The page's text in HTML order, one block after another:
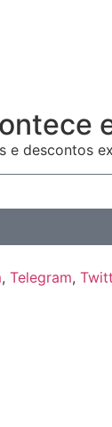
e descontos
, Telegram,